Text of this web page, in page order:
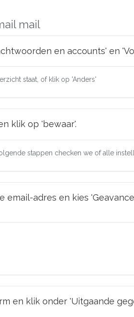
mail
en accounts' en
staat, of klik op 'Anders'
klik op 'bewaar'.
stappen checken we of alle
email-adres en kies
en klik onder 'Uitgaande